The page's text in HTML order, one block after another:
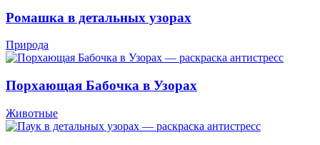
Ромашка в детальных узорах
Природа
Порхающая Бабочка в Узорах
Животные